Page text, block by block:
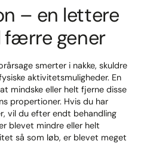
– en lettere
færre gener
smerter i nakke, skuldre
aktivitetsmuligheder. En
mindske eller helt fjerne disse
propertioner. Hvis du har
vil du efter endt behandling
blevet mindre eller helt
så som løb, er blevet meget